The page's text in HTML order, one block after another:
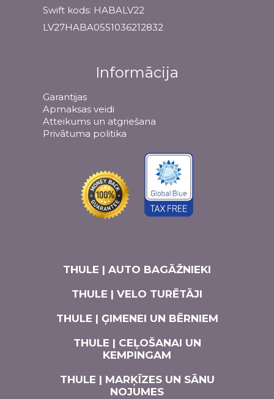
Swift kods: HABALV22
LV27HABA0551036212832
Informācija
Garantijas
Apmaksas veidi
Atteikums un atgriešana
Privātuma politika
THULE | AUTO BAGĀŽNIEKI
THULE | VELO TURĒTĀJI
THULE | ĢIMENEI UN BĒRNIEM
THULE | CEĻOŠANAI UN
KEMPINGAM
THULE | MARĶĪZES UN SĀNU
NOJUMES